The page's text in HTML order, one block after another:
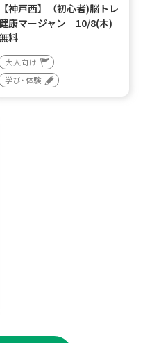
【神戸西】（初心者)脳トレ
康マージャン 10/8(木)
無料
大人向け
学び・体験